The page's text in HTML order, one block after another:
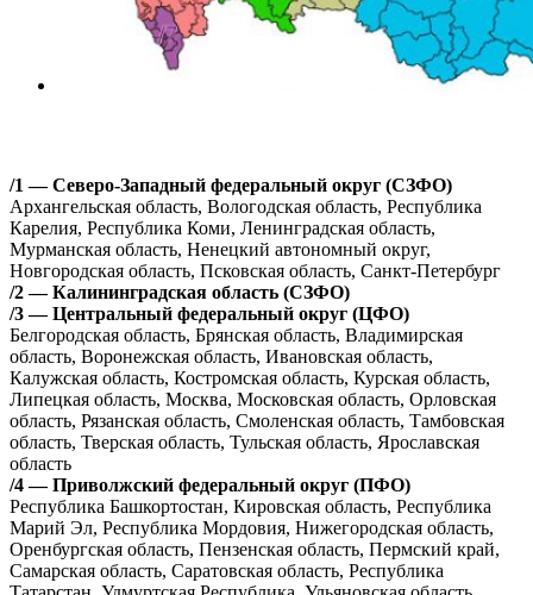
/1 — Северо-Западный федеральный округ (СЗФО)
Архангельская область, Вологодская область, Республика
Карелия, Республика Коми, Ленинградская область,
Мурманская область, Ненецкий автономный округ,
Новгородская область, Псковская область, Санкт-Петербург
/2 — Калининградская область (СЗФО)
/3 — Центральный федеральный округ (ЦФО)
Белгородская область, Брянская область, Владимирская
область, Воронежская область, Ивановская область,
Калужская область, Костромская область, Курская область,
Липецкая область, Москва, Московская область, Орловская
область, Рязанская область, Смоленская область, Тамбовская
область, Тверская область, Тульская область, Ярославская
область
/4 — Приволжский федеральный округ (ПФО)
Республика Башкортостан, Кировская область, Республика
Марий Эл, Республика Мордовия, Нижегородская область,
Оренбургская область, Пензенская область, Пермский край,
Самарская область, Саратовская область, Республика